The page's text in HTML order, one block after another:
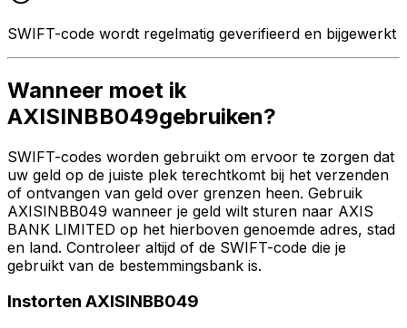
SWIFT-code wordt regelmatig geverifieerd en bijgewerkt
Wanneer moet ik
AXISINBB049gebruiken?
SWIFT-codes worden gebruikt om ervoor te zorgen dat
uw geld op de juiste plek terechtkomt bij het verzenden
of ontvangen van geld over grenzen heen. Gebruik
AXISINBB049 wanneer je geld wilt sturen naar AXIS
BANK LIMITED op het hierboven genoemde adres, stad
en land. Controleer altijd of de SWIFT-code die je
gebruikt van de bestemmingsbank is.
Instorten AXISINBB049